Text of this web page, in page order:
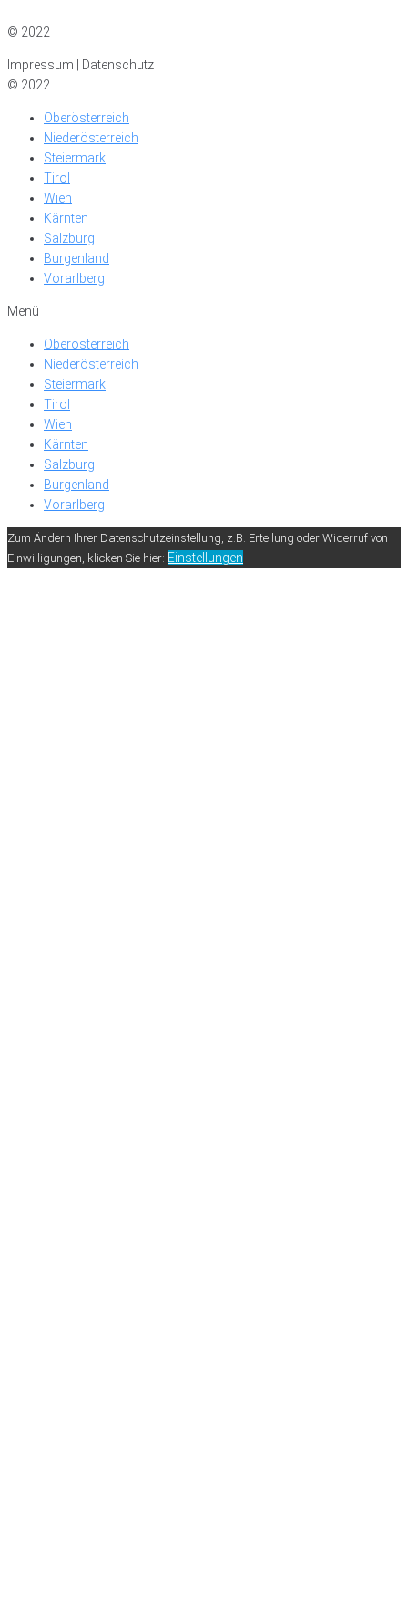
© 2022
Impressum | Datenschutz
© 2022
Oberösterreich
Niederösterreich
Steiermark
Tirol
Wien
Kärnten
Salzburg
Burgenland
Vorarlberg
Menü
Oberösterreich
Niederösterreich
Steiermark
Tirol
Wien
Kärnten
Salzburg
Burgenland
Vorarlberg
Zum Ändern Ihrer Datenschutzeinstellung, z.B. Erteilung oder Widerruf von
Einwilligungen, klicken Sie hier: Einstellungen